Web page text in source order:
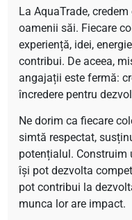
La AquaTrade,
oamenii săi. Fiecare
experiență, idei,
contribui. De aceea,
angajații este fermă:
încredere pentru
Ne dorim ca fiecare
simtă respectat,
potențialul. Construim
își pot dezvolta
pot contribui la
munca lor are impact.